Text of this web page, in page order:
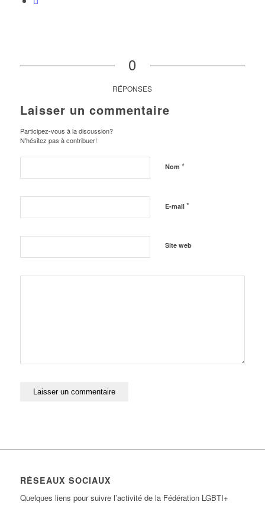
0
RÉPONSES
Laisser un commentaire
Participez-vous à la discussion?
N'hésitez pas à contribuer!
Nom *
E-mail *
Site web
RÉSEAUX SOCIAUX
Quelques liens pour suivre l’activité de la Fédération LGBTI+